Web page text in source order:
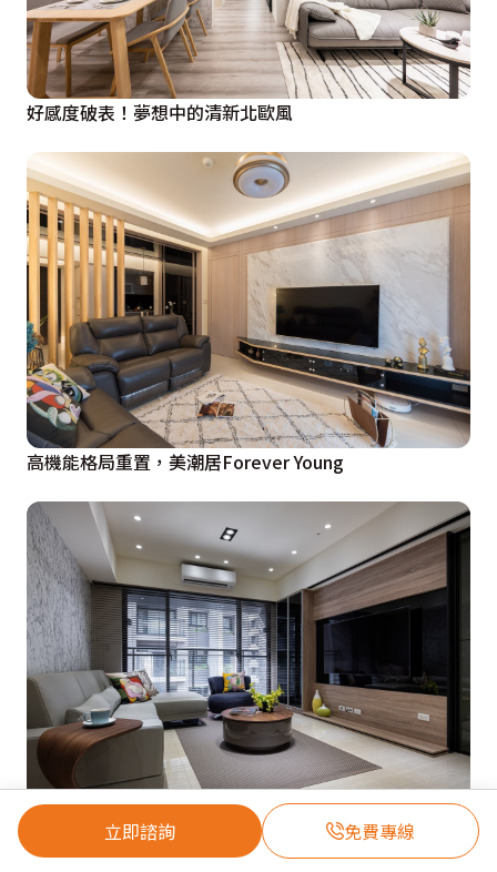
立即諮詢 免費專線
好感度破表！夢想中的清新北歐風
高機能格局重置，美潮居Forever Young
綠建材打底26坪健康宅，幸福與舒適同框